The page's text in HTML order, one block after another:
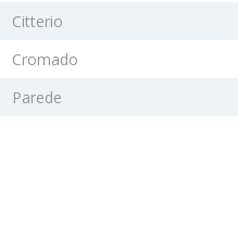
Citterio
Cromado
Parede